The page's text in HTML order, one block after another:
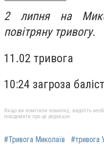
2 липня на
повітряну тривогу.
11.02 тривога
10:24 загроза
Якщо ви помітили помилку, виділіть
повідомити про це редакцію
#Тривога Миколаїв #тривога